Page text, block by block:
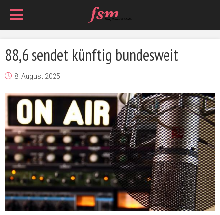
88,6 sendet künftig bundesweit
8. August 2025